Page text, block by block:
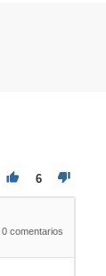
6
0 comentarios